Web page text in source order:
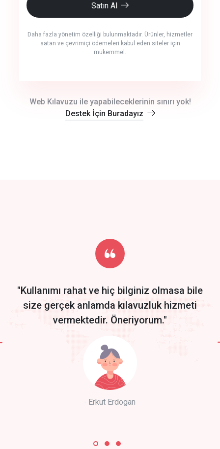
Satın Al
Daha fazla yönetim özelliği bulunmaktadır. Ürünler, hizmetler
satan ve çevrimiçi ödemeleri kabul eden siteler için
mükemmel.
Start by trying our service for 30 days free trial no credit card
required.
Web Kılavuzu ile yapabileceklerinin sınırı yok!
Destek İçin Buradayız
"Kullanımı rahat ve hiç bilginiz olmasa bile
size gerçek anlamda kılavuzluk hizmeti
vermektedir. Öneriyorum."
Erkut Erdogan